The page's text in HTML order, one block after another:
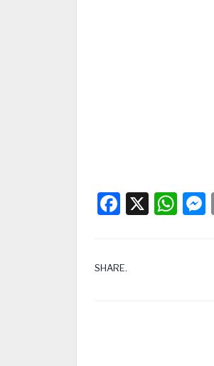
X
SHARE.